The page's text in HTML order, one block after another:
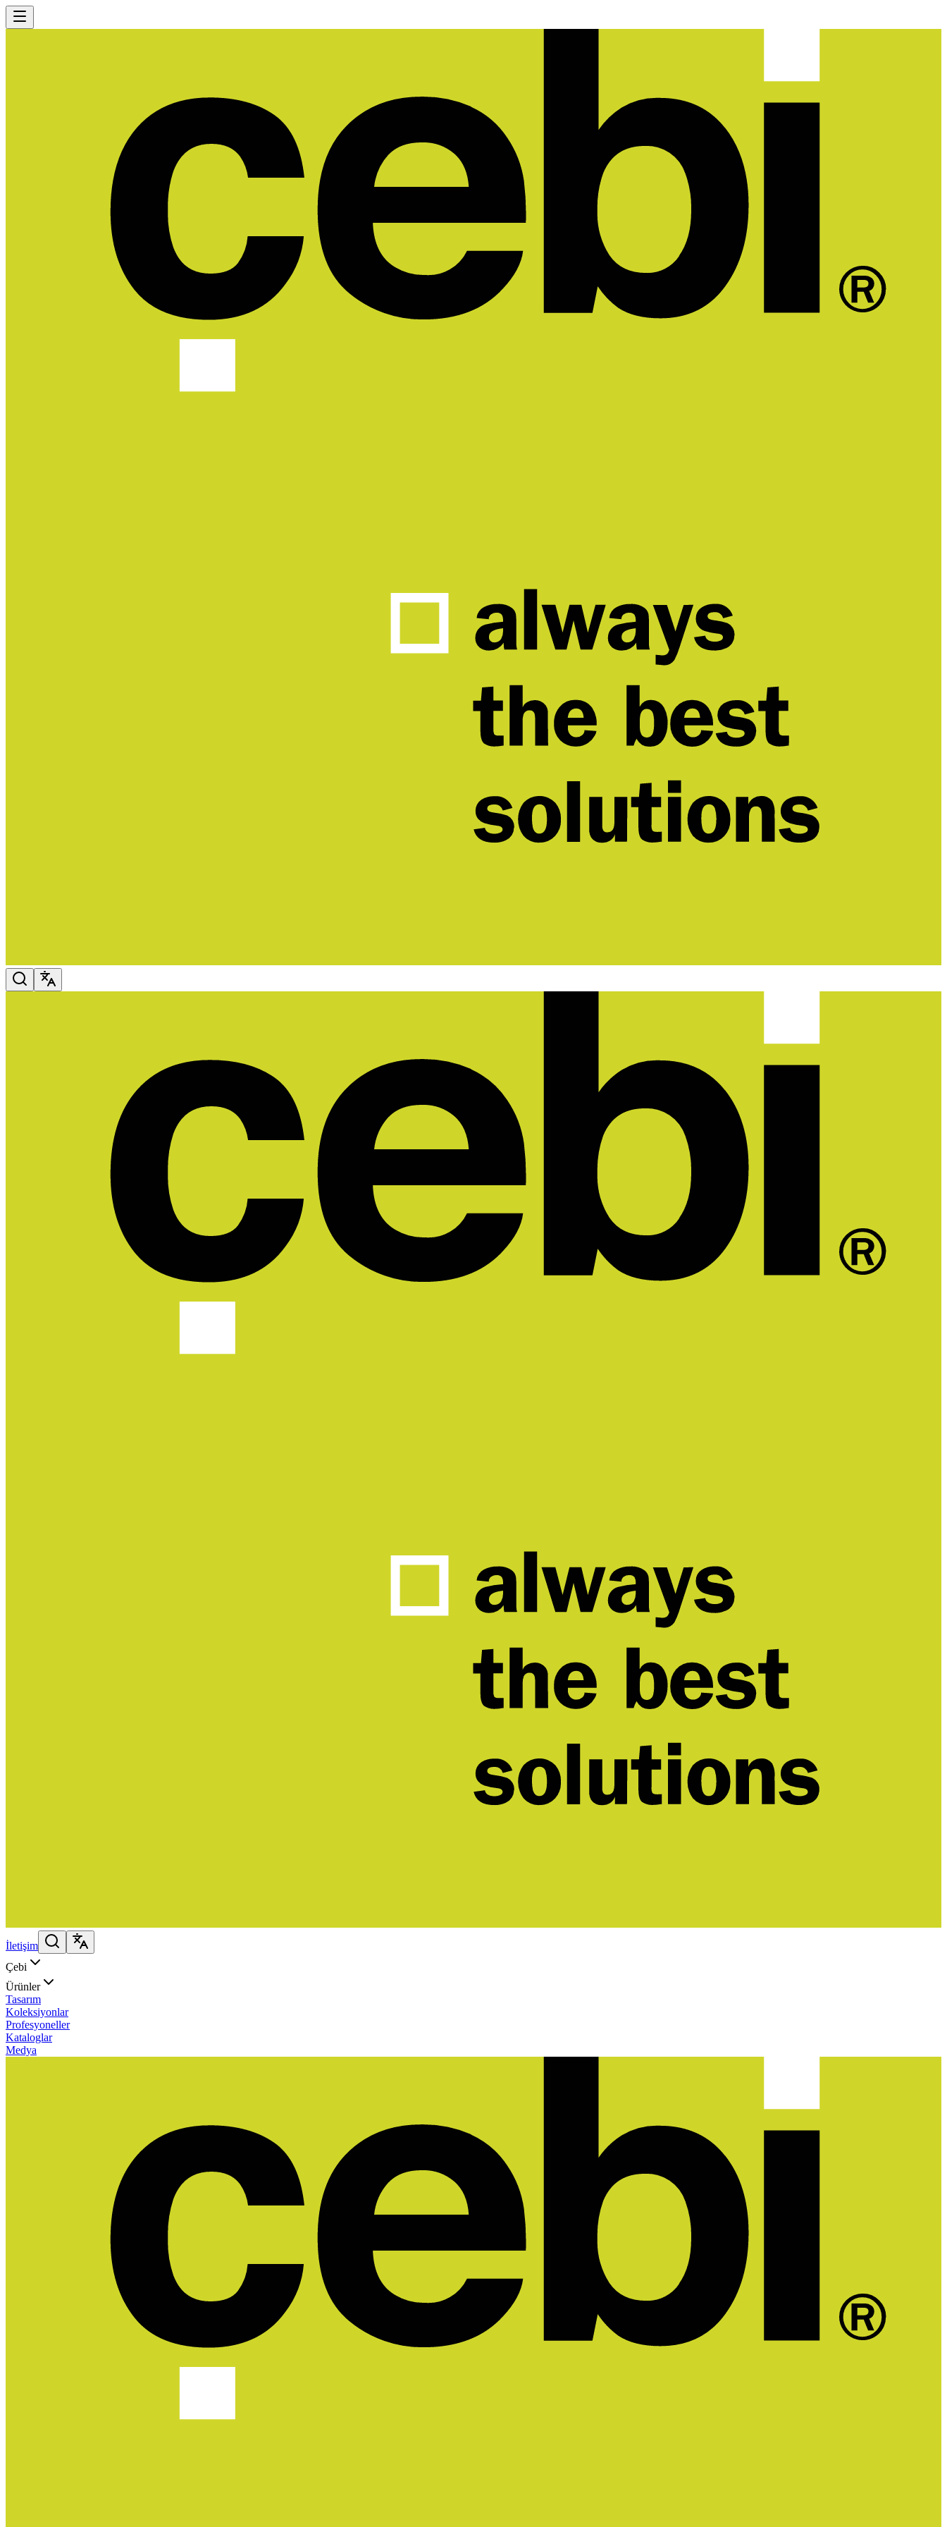
İletişim
Çebi
Ürünler
Tasarım
Koleksiyonlar
Profesyoneller
Kataloglar
Medya